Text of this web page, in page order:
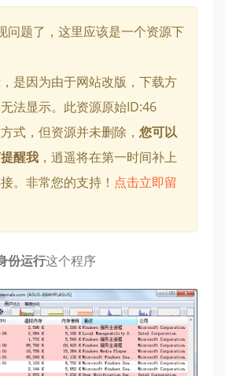
问题了，这里应该是一个资源下
是因为由于网站改版，下载方
法显示。此资源原始ID:46
式，但资源并未删除， 您可以
醒我 ，逍遥将在第一时间补上
。非常您的支持！ 点击立即留
份运行这个程序